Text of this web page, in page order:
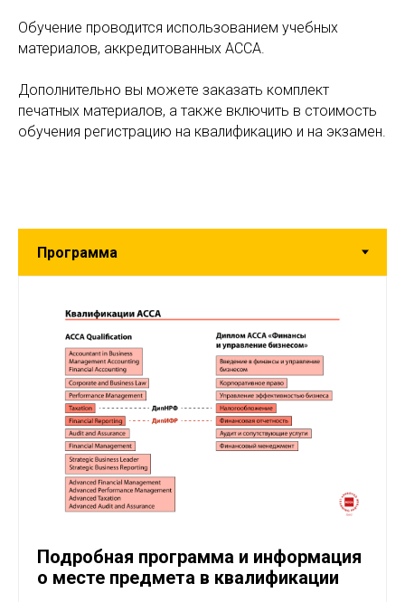
Обучение проводится использованием учебных
материалов, аккредитованных АССА.
Дополнительно вы можете заказать комплект
печатных материалов, а также включить в стоимость
обучения регистрацию на квалификацию и на экзамен.
Подробная программа и информация
о месте предмета в квалификации